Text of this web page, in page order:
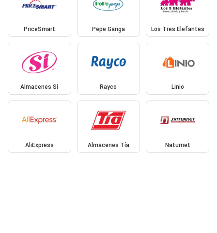
PriceSmart Pepe Ganga Los Tres Elefantes
Almacenes Sí Rayco Linio
AliExpress Almacenes Tía Naturnet